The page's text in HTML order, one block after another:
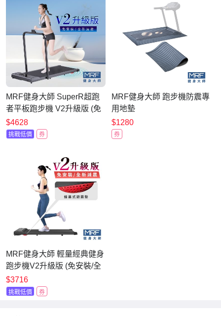
MRF健身大師 SuperR超跑
者平板跑步機 V2升級版 (免
安裝/全新減震)
$4628
挑戰低價 券
MRF健身大師 跑步機防震專
用地墊
$1280
券
MRF健身大師 輕量經典健身
跑步機V2升級版 (免安裝/全
新減震)
$3716
挑戰低價 券